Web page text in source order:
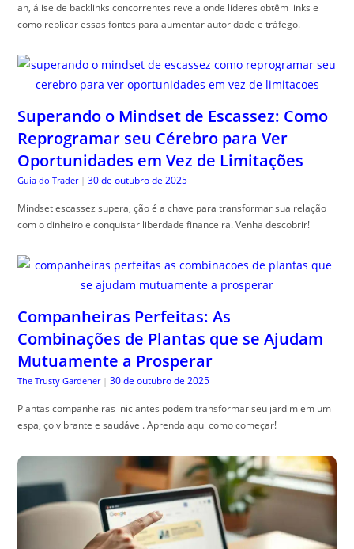
an, álise de backlinks concorrentes revela onde líderes obtêm links e
como replicar essas fontes para aumentar autoridade e tráfego.
Superando o Mindset de Escassez: Como
Reprogramar seu Cérebro para Ver
Oportunidades em Vez de Limitações
Guia do Trader | 30 de outubro de 2025
Mindset escassez supera, ção é a chave para transformar sua relação
com o dinheiro e conquistar liberdade financeira. Venha descobrir!
Companheiras Perfeitas: As
Combinações de Plantas que se Ajudam
Mutuamente a Prosperar
The Trusty Gardener | 30 de outubro de 2025
Plantas companheiras iniciantes podem transformar seu jardim em um
espa, ço vibrante e saudável. Aprenda aqui como começar!